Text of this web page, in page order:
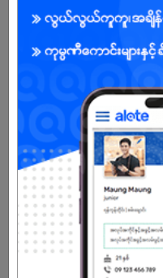
တည်ထောင်ခဲ့သည်။ စတင်တည်ထ
လုပ်ငန်းများအနေဖြင့် ဖျော်ယ
ဓာတ်ငွေ့များ၊ စိုက်ပျိုးရေး လုပ်
လုပ်ငန်းသုံး ပစ္စည်များ ထုတ်လုပ်ခ
ခြင်း လုပ်ငန်းများကို စီးပွားရေ
ပါသည်။ အကောင်းဆုံး အောင်မြ
သင့်လျော်သော မူဝါဒဆိုင်ရာ နည်းဥ
ထုတ်ကုန် နှင့် စီံမံကိန်း အစီအစ
အကောင်အထည်ဖော်ရန် ဆုံးဖြတ်
မြန်မာ့ စီးပွားရေး နယ်ပယ်တွင် နှ
ကြောင့် တိုးတက်လာတဲ့ မြန်မာ့စီး
ကို ရရှိထားတဲ့ လုပ်ငန်းစုဖြစ်ပါသည်
သက်တမ်